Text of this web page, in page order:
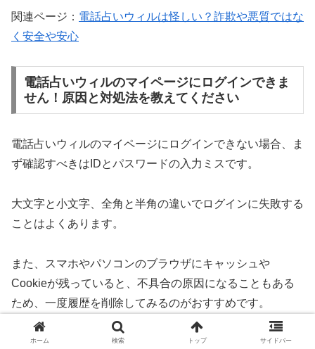
関連ページ： 電話占いウィルは怪しい？詐欺や悪質ではな
く安全や安心
電話占いウィルのマイページにログインできま
せん！原因と対処法を教えてください
電話占いウィルのマイページにログインできない場合、ま
ず確認すべきはIDとパスワードの入力ミスです。
大文字と小文字、全角と半角の違いでログインに失敗する
ことはよくあります。
また、スマホやパソコンのブラウザにキャッシュや
Cookieが残っていると、不具合の原因になることもある
ため、一度履歴を削除してみるのがおすすめです。
さらに、スマートフォンで利用している場合はOSのアッ
ホーム 検索 トップ サイドバー